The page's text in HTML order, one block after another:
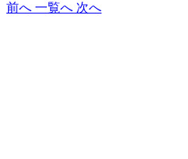
前へ 一覧へ 次へ